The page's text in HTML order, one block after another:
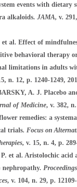
events with dietary
alkaloids. JAMA, v.
al. Effect of
behavioral therapy
limitations in adults
n. 12, p. 1240-1249,
A. J. Placebo
of Medicine, v. 382,
remedies: a
trials. Focus on
, v. 15, n. 4, p.
et al. Aristolochic acid
nephropathy.
, v. 104, n. 29, p.